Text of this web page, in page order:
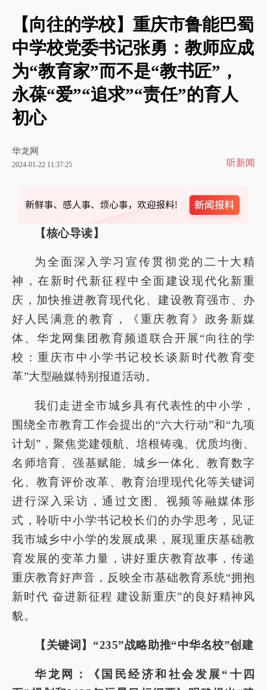
【向往的学校】重庆市鲁能巴蜀
中学校党委书记张勇：教师应成
为“教育家”而不是“教书匠”，
永葆“爱”“追求”“责任”的育人
初心
华龙网
2024-01-22 11:37:25 听新闻
【核心导读】
为全面深入学习宣传贯彻党的二十大精
神，在新时代新征程中全面建设现代化新重
庆，加快推进教育现代化、建设教育强市、办
好人民满意的教育，《重庆教育》政务新媒
体、华龙网集团教育频道联合开展“向往的学
校：重庆市中小学书记校长谈新时代教育变
革”大型融媒特别报道活动。
我们走进全市城乡具有代表性的中小学，
围绕全市教育工作会提出的“六大行动”和“九项
计划”，聚焦党建领航、培根铸魂、优质均衡、
名师培育、强基赋能、城乡一体化、教育数字
化、教育评价改革、教育治理现代化等关键词
进行深入采访，通过文图、视频等融媒体形
式，聆听中小学书记校长们的办学思考，见证
我市城乡中小学的发展成果，展现重庆基础教
育发展的变革力量，讲好重庆教育故事，传递
重庆教育好声音，反映全市基础教育系统“拥抱
新时代 奋进新征程 建设新重庆”的良好精神风
貌。
【关键词】“235”战略助推“中华名校”创建
华龙网：《国民经济和社会发展“十四